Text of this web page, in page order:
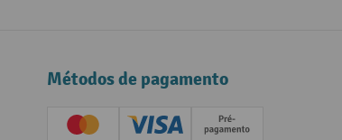
Métodos de pagamento
Creditcard (Master)Creditcard (Visa)Pré-pagamento